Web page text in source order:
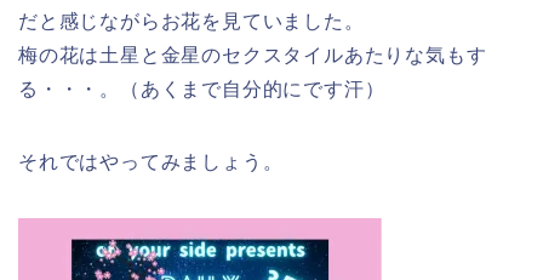
だと感じながらお花を見ていました。
梅の花は土星と金星のセクスタイルあたりな気もす
る・・・。（あくまで自分的にです汗）
それではやってみましょう。